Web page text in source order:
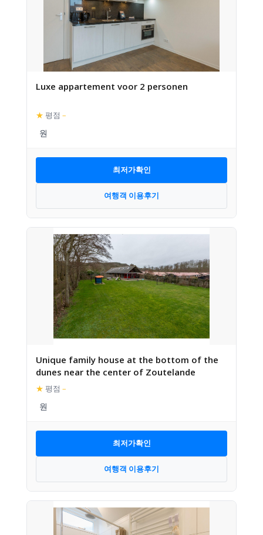
Luxe appartement voor 2 personen
★ 평점 –
최저가확인
여행객 이용후기
Unique family house at the bottom of the
dunes near the center of Zoutelande
★ 평점 –
최저가확인
여행객 이용후기